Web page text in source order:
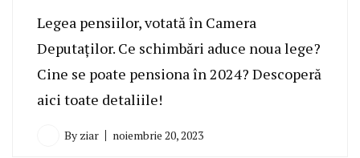
Legea pensiilor, votată în Camera
Deputaților. Ce schimbări aduce noua lege?
Cine se poate pensiona în 2024? Descoperă
aici toate detaliile!
By ziar noiembrie 20, 2023